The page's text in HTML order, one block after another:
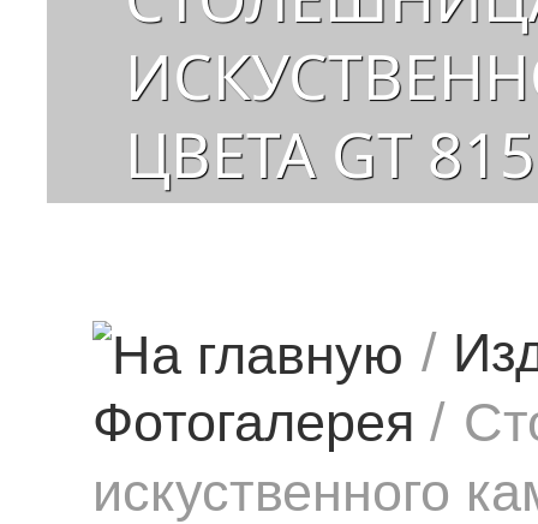
ЦВЕТА GT
СВЕРХУ
/
Фотогалерея /
искуственного